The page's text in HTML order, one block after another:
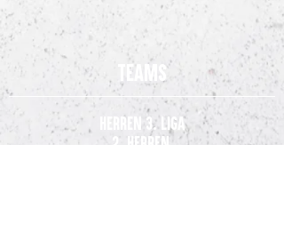
Teams
Herren 3. Liga
2. Herren